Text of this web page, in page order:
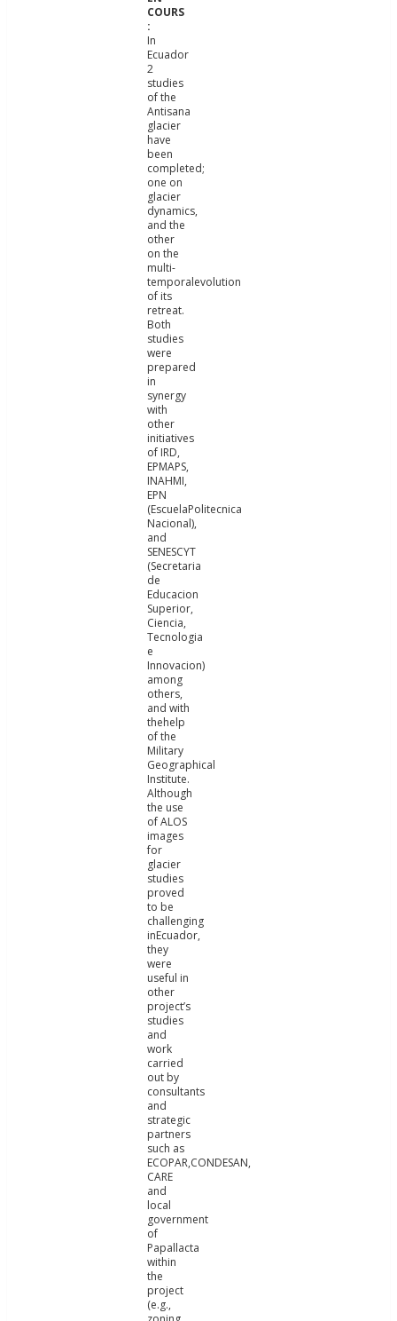
In
Ecuador
2
studies
of the
Antisana
glacier
have
been
completed;
one on
glacier
dynamics,
and the
other
on the
multi-
temporalevolution
of its
retreat.
Both
studies
were
prepared
in
synergy
with
other
initiatives
of IRD,
EPMAPS,
INAHMI,
EPN
(EscuelaPolitecnica
Nacional),
and
SENESCYT
(Secretaria
de
Educacion
Superior,
Ciencia,
Tecnologia
e
Innovacion)
among
others,
and with
thehelp
of the
Military
Geographical
Institute.
Although
the use
of ALOS
images
for
glacier
studies
proved
to be
challenging
inEcuador,
they
were
useful in
other
project’s
studies
and
work
carried
out by
consultants
and
strategic
partners
such as
ECOPAR,CONDESAN,
CARE
and
local
government
of
Papallacta
within
the
project
(e.g.,